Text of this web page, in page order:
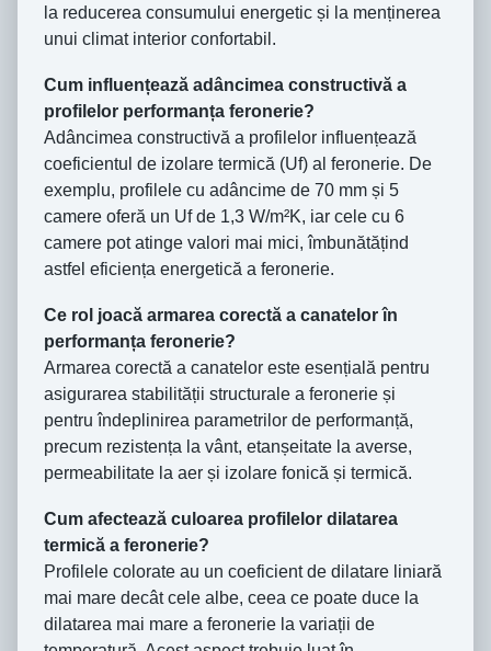
la reducerea consumului energetic și la menținerea
unui climat interior confortabil.
Cum influențează adâncimea constructivă a
profilelor performanța feronerie?
Adâncimea constructivă a profilelor influențează
coeficientul de izolare termică (Uf) al feronerie. De
exemplu, profilele cu adâncime de 70 mm și 5
camere oferă un Uf de 1,3 W/m²K, iar cele cu 6
camere pot atinge valori mai mici, îmbunătățind
astfel eficiența energetică a feronerie.
Ce rol joacă armarea corectă a canatelor în
performanța feronerie?
Armarea corectă a canatelor este esențială pentru
asigurarea stabilității structurale a feronerie și
pentru îndeplinirea parametrilor de performanță,
precum rezistența la vânt, etanșeitate la averse,
permeabilitate la aer și izolare fonică și termică.
Cum afectează culoarea profilelor dilatarea
termică a feronerie?
Profilele colorate au un coeficient de dilatare liniară
mai mare decât cele albe, ceea ce poate duce la
dilatarea mai mare a feronerie la variații de